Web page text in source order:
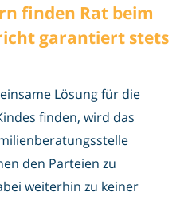
finden Rat beim
garantiert stets
Lösung für die
finden, wird das
den Parteien zu
weiterhin zu keiner